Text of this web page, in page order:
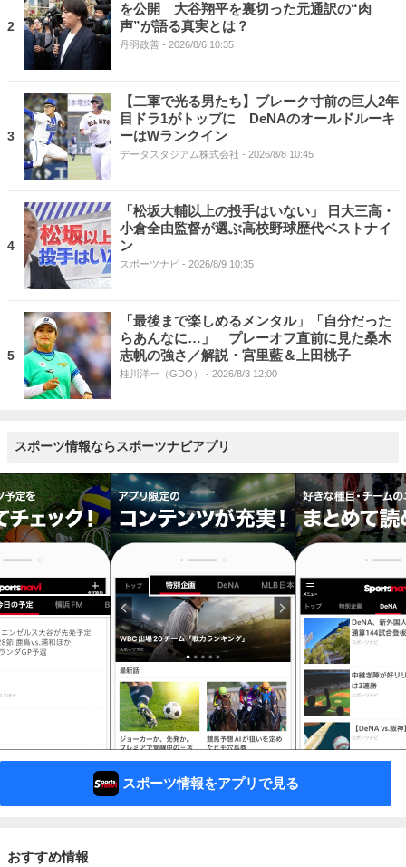
2
を公開 大谷翔平を裏切った元通訳の“肉
声”が語る真実とは？
丹羽政善 - 2026/8/6 10:35
3
【二軍で光る男たち】ブレーク寸前の巨人2年
目ドラ1がトップに DeNAのオールドルーキ
ーはWランクイン
データスタジアム株式会社 - 2026/8/8 10:45
4
「松坂大輔以上の投手はいない」 日大三高・
小倉全由監督が選ぶ高校野球歴代ベストナイ
ン
スポーツナビ - 2026/8/9 10:35
5
「最後まで楽しめるメンタル」「自分だった
らあんなに…」 プレーオフ直前に見た桑木
志帆の強さ／解説・宮里藍＆上田桃子
桂川洋一（GDO） - 2026/8/3 12:00
スポーツ情報ならスポーツナビアプリ
スポーツ情報をアプリで見る
おすすめ情報